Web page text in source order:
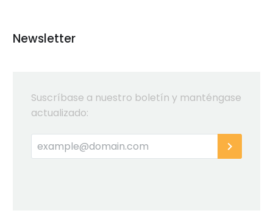
Newsletter
Suscríbase a nuestro boletín y manténgase
actualizado: